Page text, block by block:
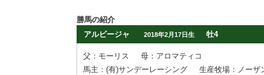
勝馬の紹介
アルビージャ
2018年2月17日生 牡4
父：モーリス
母：アロマティコ
馬主：(有)サンデーレーシング
生産牧場：ノーザ